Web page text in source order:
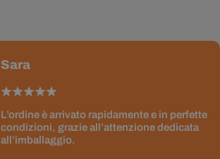
Sara
L’ordine è arrivato rapidamente e in perfette
condizioni, grazie all’attenzione dedicata
all’imballaggio.